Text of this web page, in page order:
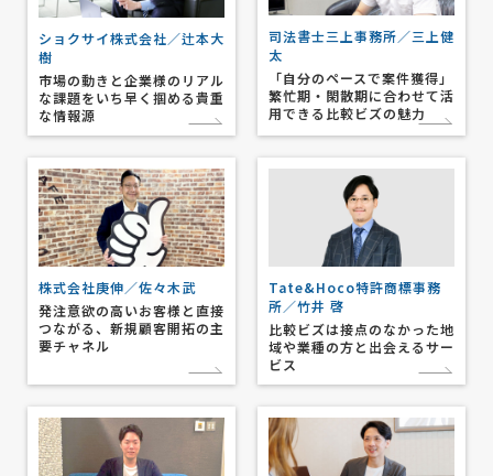
ショクサイ株式会社／辻本大
樹
市場の動きと企業様のリアル
な課題をいち早く掴める貴重
な情報源
司法書士三上事務所／三上健
太
「自分のペースで案件獲得」
繁忙期・閑散期に合わせて活
用できる比較ビズの魅力
株式会社庚伸／佐々木武
発注意欲の高いお客様と直接
つながる、新規顧客開拓の主
要チャネル
Tate&Hoco特許商標事務
所／竹井 啓
比較ビズは接点のなかった地
域や業種の方と出会えるサー
ビス